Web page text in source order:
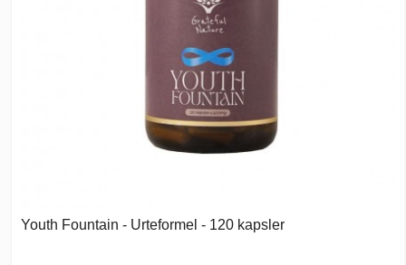
Youth Fountain - Urteformel - 120 kapsler